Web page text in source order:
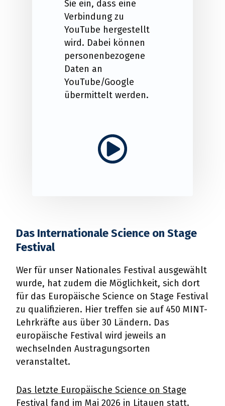
Sie ein, dass eine
Verbindung zu
YouTube hergestellt
wird. Dabei können
personenbezogene
Daten an
YouTube/Google
übermittelt werden.
Play video
Das Internationale Science on Stage
Festival
Wer für unser Nationales Festival ausgewählt
wurde, hat zudem die Möglichkeit, sich dort
für das Europäische Science on Stage Festival
zu qualifizieren. Hier treffen sie auf 450 MINT-
Lehrkräfte aus über 30 Ländern. Das
europäische Festival wird jeweils an
wechselnden Austragungsorten
veranstaltet.
Das letzte Europäische Science on Stage
Festival fand im Mai 2026 in Litauen statt.